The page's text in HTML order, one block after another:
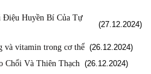
Điệu Huyền Bí Của Tự
(27.12.2024)
và vitamin trong cơ thể (26.12.2024)
Chổi Và Thiên Thạch (26.12.2024)